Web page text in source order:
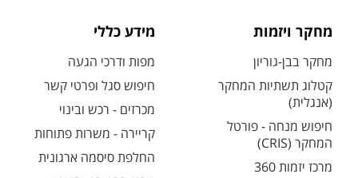
מחקר ויזמות
מחקר בבן-גוריון
קטלוג תשתיות המחקר
(אנגלית)
חיפוש מנחה - פורטל
המחקר (CRIS)
מרכז יזמות 360
מידע כללי
מפות ודרכי הגעה
חיפוש סגל ופרטי קשר
מכרזים - רכש ובינוי
קריירה - משרות פתוחות
החלפת סיסמה ארגונית